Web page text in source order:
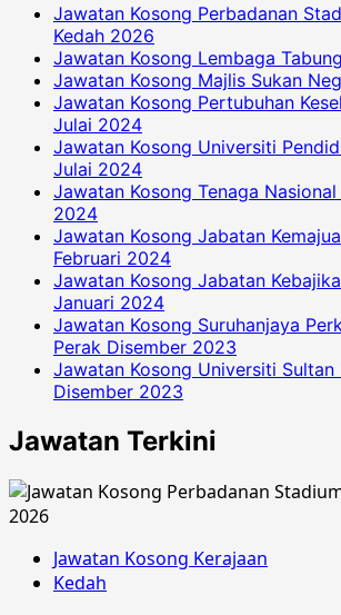
Jawatan Kosong Perbadanan
Kedah 2026
Jawatan Kosong Lembaga
Jawatan Kosong Majlis Sukan
Jawatan Kosong Pertubuhan
Julai 2024
Jawatan Kosong Universiti
Julai 2024
Jawatan Kosong Tenaga
2024
Jawatan Kosong Jabatan
Februari 2024
Jawatan Kosong Jabatan
Januari 2024
Jawatan Kosong Suruhanjaya
Perak Disember 2023
Jawatan Kosong Universiti Sultan
Disember 2023
Jawatan Terkini
Jawatan Kosong Kerajaan
Kedah